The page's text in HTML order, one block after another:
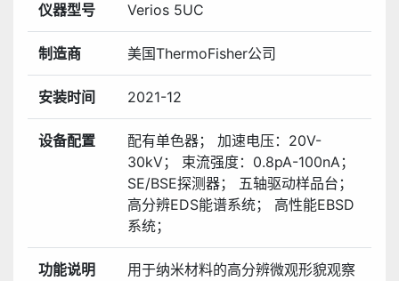
仪器型号 Verios 5UC
制造商 美国ThermoFisher公司
安装时间 2021-12
设备配置
配有单色器； 加速电压：20V-
30kV； 束流强度：0.8pA-100nA；
SE/BSE探测器； 五轴驱动样品台；
高分辨EDS能谱系统； 高性能EBSD
系统；
功能说明
用于纳米材料的高分辨微观形貌观察